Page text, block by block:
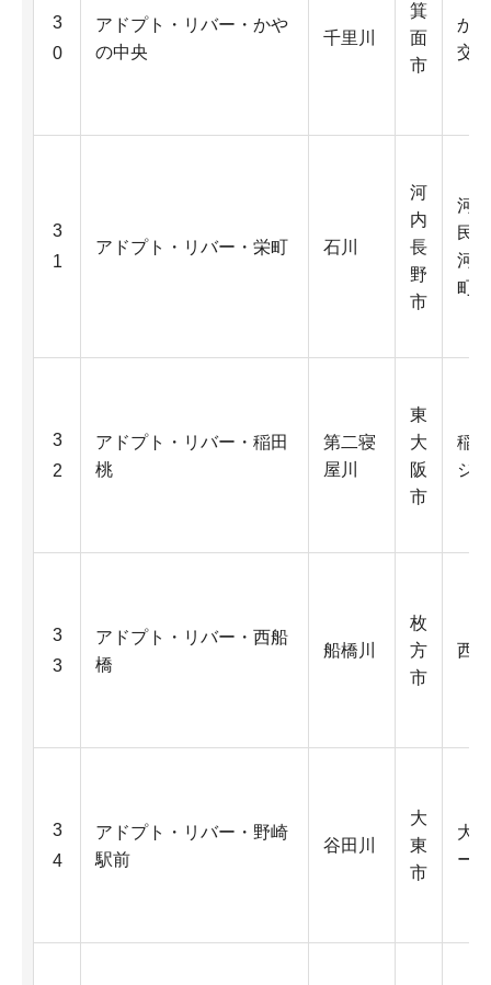
3
0
アドプト・リバー・かや
の中央
千里川
箕
面
市
か
交
3
1
アドプト・リバー・栄町 石川
河
内
長
野
市
河
民
河
町会
3
2
アドプト・リバー・稲田
桃
第二寝
屋川
東
大
阪
市
稲
ジ
3
3
アドプト・リバー・西船
橋
船橋川
枚
方
市
西
3
4
アドプト・リバー・野崎
駅前
谷田川
大
東
市
大
ー